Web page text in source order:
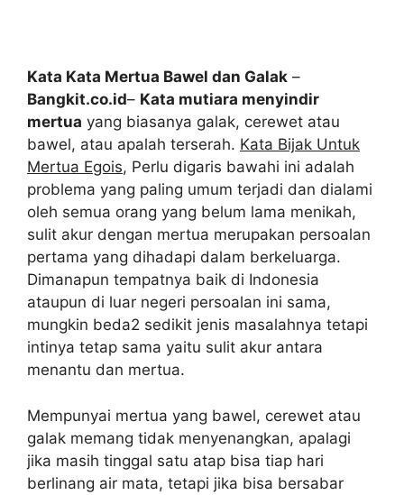
Kata Kata Mertua Bawel dan Galak –
Bangkit.co.id– Kata mutiara menyindir
mertua yang biasanya galak, cerewet atau
bawel, atau apalah terserah. Kata Bijak Untuk
Mertua Egois, Perlu digaris bawahi ini adalah
problema yang paling umum terjadi dan dialami
oleh semua orang yang belum lama menikah,
sulit akur dengan mertua merupakan persoalan
pertama yang dihadapi dalam berkeluarga.
Dimanapun tempatnya baik di Indonesia
ataupun di luar negeri persoalan ini sama,
mungkin beda2 sedikit jenis masalahnya tetapi
intinya tetap sama yaitu sulit akur antara
menantu dan mertua.
Mempunyai mertua yang bawel, cerewet atau
galak memang tidak menyenangkan, apalagi
jika masih tinggal satu atap bisa tiap hari
berlinang air mata, tetapi jika bisa bersabar